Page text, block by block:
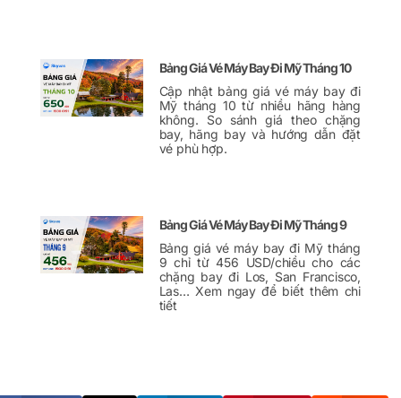
Bảng Giá Vé Máy Bay Đi Mỹ Tháng 10
Cập nhật bảng giá vé máy bay đi
Mỹ tháng 10 từ nhiều hãng hàng
không. So sánh giá theo chặng
bay, hãng bay và hướng dẫn đặt
vé phù hợp.
Bảng Giá Vé Máy Bay Đi Mỹ Tháng 9
Bảng giá vé máy bay đi Mỹ tháng
9 chỉ từ 456 USD/chiều cho các
chặng bay đi Los, San Francisco,
Las… Xem ngay để biết thêm chi
tiết